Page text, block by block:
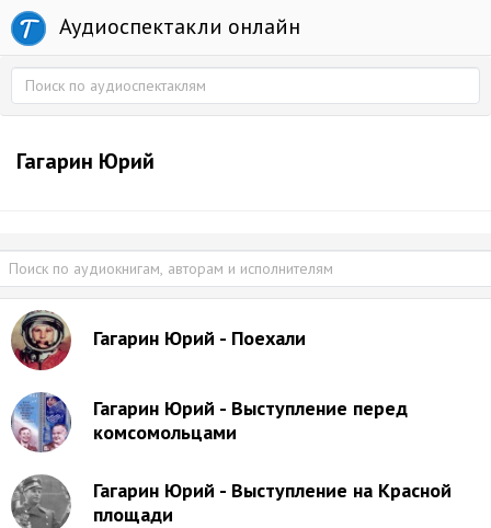
Аудиоспектакли онлайн
Гагарин Юрий
Гагарин Юрий - Поехали
Гагарин Юрий - Выступление перед
комсомольцами
Гагарин Юрий - Выступление на Красной
площади